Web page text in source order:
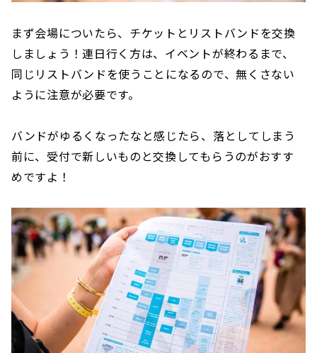
まず会場についたら、チケットとリストバンドを交換
しましょう！連日行く方は、イベントが終わるまで、
同じリストバンドを使うことになるので、無くさない
ように注意が必要です。
バンドがゆるくなったなと感じたら、落としてしまう
前に、受付で新しいものと交換してもらうのがおすす
めですよ！